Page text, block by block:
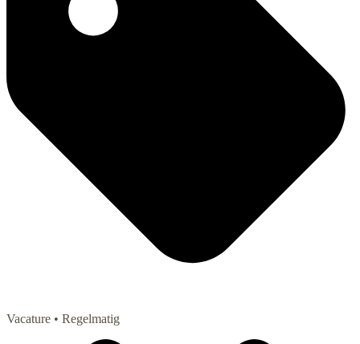
Vacature • Regelmatig